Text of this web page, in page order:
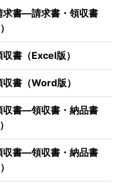
書―請求書・領収書
書（Excel版）
書（Word版）
書―領収書・納品書
書―領収書・納品書